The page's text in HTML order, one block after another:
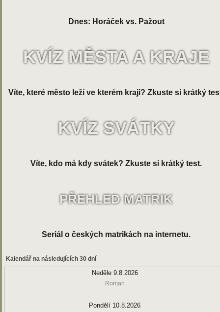
Dnes: Horáček vs. Pažout
KVÍZ MĚSTA A KRAJE
Víte, které město leží ve kterém kraji? Zkuste si krátký
KVÍZ SVÁTKY
Víte, kdo má kdy svátek? Zkuste si krátký test.
PŘEHLED MATRIK
Seriál o českých matrikách na internetu.
Kalendář na následujících 30 dní
Neděle 9.8.2026
Roman
Pondělí 10.8.2026